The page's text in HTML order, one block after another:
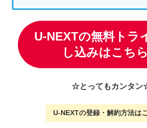
U-NEXTの無料トラ
し込みはこちら
☆とってもカンタ
U-NEXTの登録・解約方法は